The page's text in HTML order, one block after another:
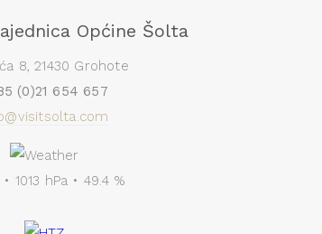
Općine Šolta
8, 21430 Grohote
(0)21 654 657
1013 hPa • 49.4 %